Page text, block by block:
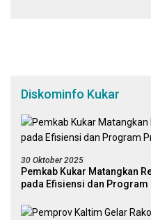
Diskominfo Kukar
30 Oktober 2025
Pemkab Kukar Matangkan
pada Efisiensi dan Program